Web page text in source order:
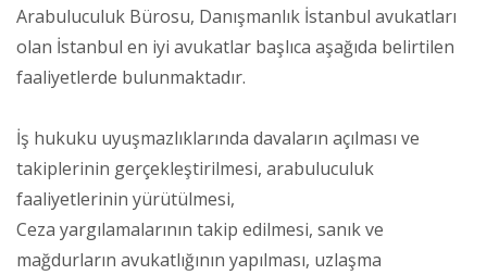
Arabuluculuk Bürosu, Danışmanlık İstanbul avukatları
olan İstanbul en iyi avukatlar başlıca aşağıda belirtilen
faaliyetlerde bulunmaktadır.
İş hukuku uyuşmazlıklarında davaların açılması ve
takiplerinin gerçekleştirilmesi, arabuluculuk
faaliyetlerinin yürütülmesi,
Ceza yargılamalarının takip edilmesi, sanık ve
mağdurların avukatlığının yapılması, uzlaşma